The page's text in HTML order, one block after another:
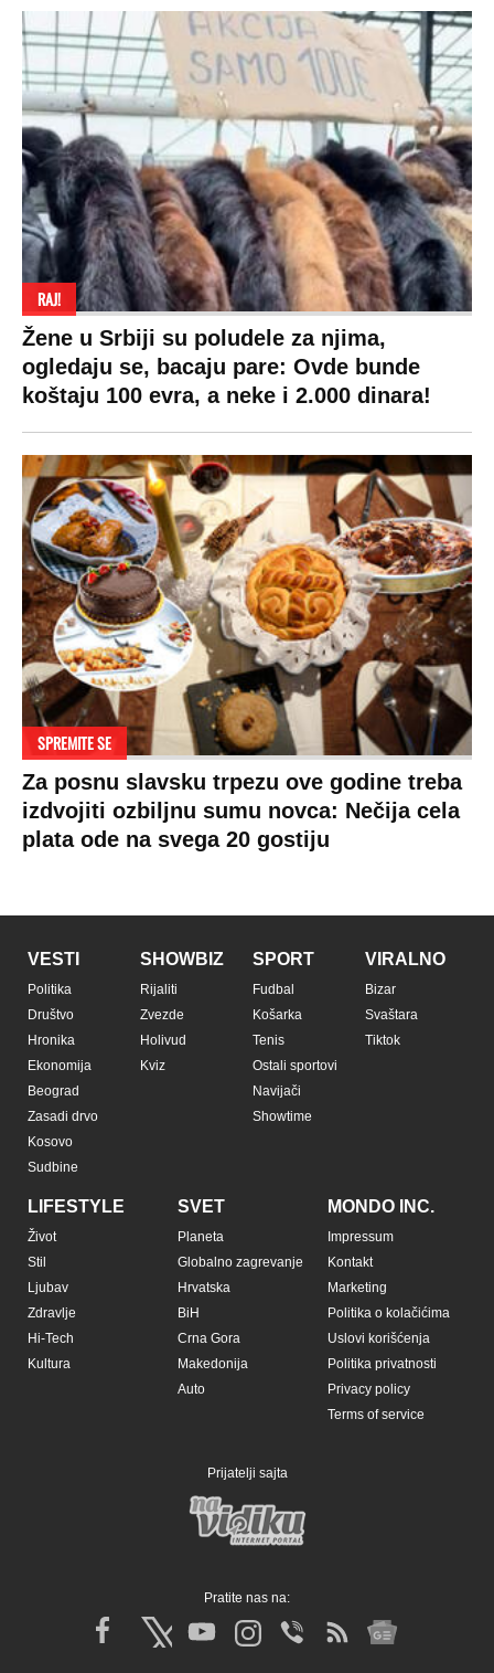
RAJ!
Žene u Srbiji su poludele za njima,
ogledaju se, bacaju pare: Ovde bunde
koštaju 100 evra, a neke i 2.000 dinara!
SPREMITE SE
Za posnu slavsku trpezu ove godine treba
izdvojiti ozbiljnu sumu novca: Nečija cela
plata ode na svega 20 gostiju
VESTI
Politika
Društvo
Hronika
Ekonomija
Beograd
Zasadi drvo
Kosovo
Sudbine
SHOWBIZ
Rijaliti
Zvezde
Holivud
Kviz
SPORT
Fudbal
Košarka
Tenis
Ostali sportovi
Navijači
Showtime
VIRALNO
Bizar
Svaštara
Tiktok
LIFESTYLE
Život
Stil
Ljubav
Zdravlje
Hi-Tech
Kultura
SVET
Planeta
Globalno zagrevanje
Hrvatska
BiH
Crna Gora
Makedonija
Auto
MONDO INC.
Impressum
Kontakt
Marketing
Politika o kolačićima
Uslovi korišćenja
Politika privatnosti
Privacy policy
Terms of service
Prijatelji sajta
Pratite nas na: